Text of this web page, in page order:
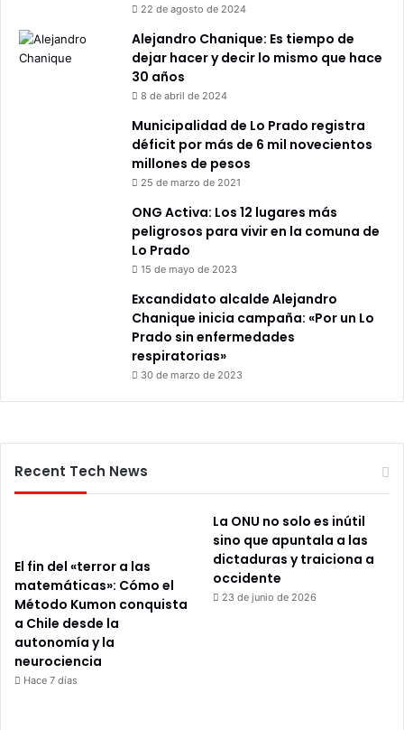
22 de agosto de 2024
Alejandro Chanique: Es tiempo de
dejar hacer y decir lo mismo que hace
30 años
8 de abril de 2024
Municipalidad de Lo Prado registra
déficit por más de 6 mil novecientos
millones de pesos
25 de marzo de 2021
ONG Activa: Los 12 lugares más
peligrosos para vivir en la comuna de
Lo Prado
15 de mayo de 2023
Excandidato alcalde Alejandro
Chanique inicia campaña: «Por un Lo
Prado sin enfermedades
respiratorias»
30 de marzo de 2023
Recent Tech News
El fin del «terror a las
matemáticas»: Cómo el
Método Kumon conquista
a Chile desde la
autonomía y la
neurociencia
Hace 7 días
La ONU no solo es inútil
sino que apuntala a las
dictaduras y traiciona a
occidente
23 de junio de 2026